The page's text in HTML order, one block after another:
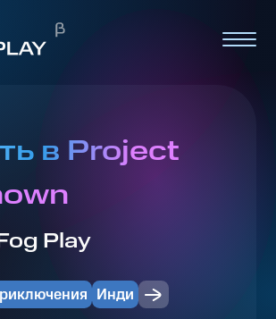
в Project
Play
Инди